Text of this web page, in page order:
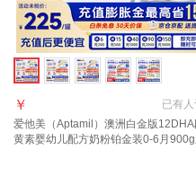
已有
￥
爱他美（Aptamil）澳洲白金版
黄素婴幼儿配方奶粉铂金装0-6月